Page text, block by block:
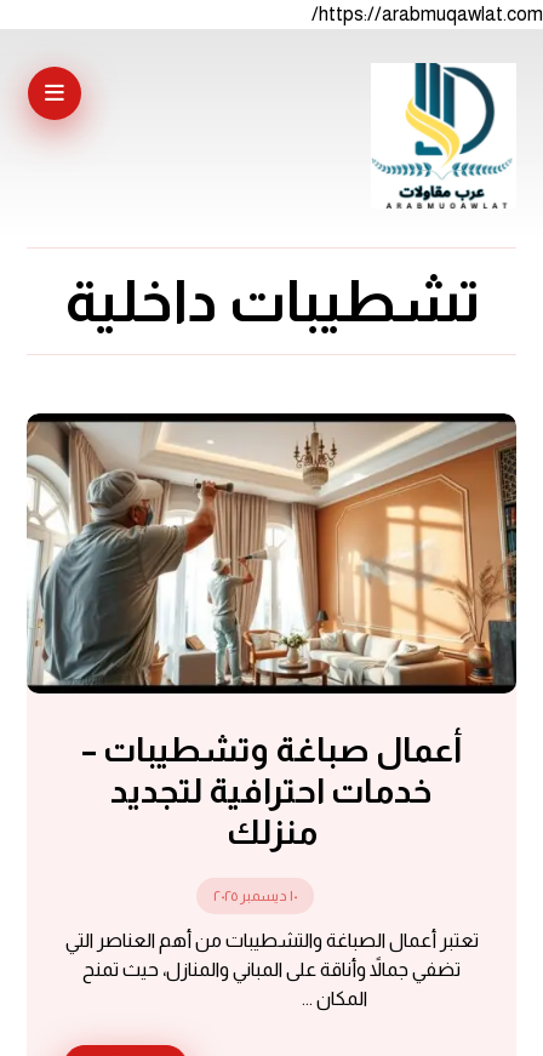
https://arabmuqawlat.com/
تشطيبات داخلية
أعمال صباغة وتشطيبات –
خدمات احترافية لتجديد
منزلك
١٠ ديسمبر ٢٠٢٥
تعتبر أعمال الصباغة والتشطيبات من أهم العناصر التي
تضفي جمالاً وأناقة على المباني والمنازل، حيث تمنح
المكان ...